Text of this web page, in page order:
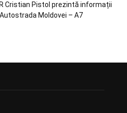
Cristian Pistol prezintă informații
Moldovei – A7